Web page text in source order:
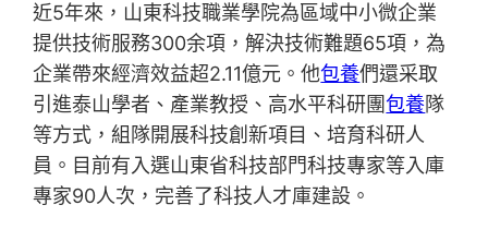
近5年來，山東科技職業學院為區域中小微企業
提供技術服務300余項，解決技術難題65項，為
企業帶來經濟效益超2.11億元。他包養們還采取
引進泰山學者、產業教授、高水平科研團包養隊
等方式，組隊開展科技創新項目、培育科研人
員。目前有入選山東省科技部門科技專家等入庫
專家90人次，完善了科技人才庫建設。